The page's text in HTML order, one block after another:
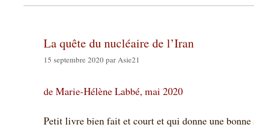
La quête du nucléaire de l’Iran
15 septembre 2020 par Asie21
de Marie-Hélène Labbé, mai 2020
Petit livre bien fait et court et qui donne une